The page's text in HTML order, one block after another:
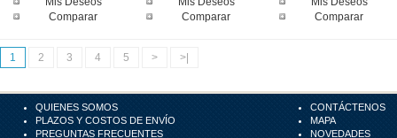
Comparar
Comparar
Comparar
1 2 3 4 5 > >|
QUIENES SOMOS
PLAZOS Y COSTOS DE ENVÍO
PREGUNTAS FRECUENTES
CONTÁCTENOS
MAPA
NOVEDADES